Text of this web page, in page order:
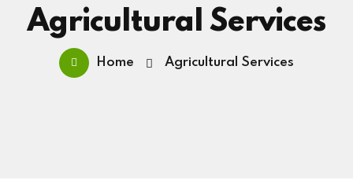
Agricultural Services
Home Agricultural Services